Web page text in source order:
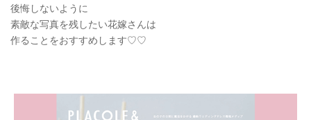
後悔しないように
素敵な写真を残したい花嫁さんは
作ることをおすすめします♡♡